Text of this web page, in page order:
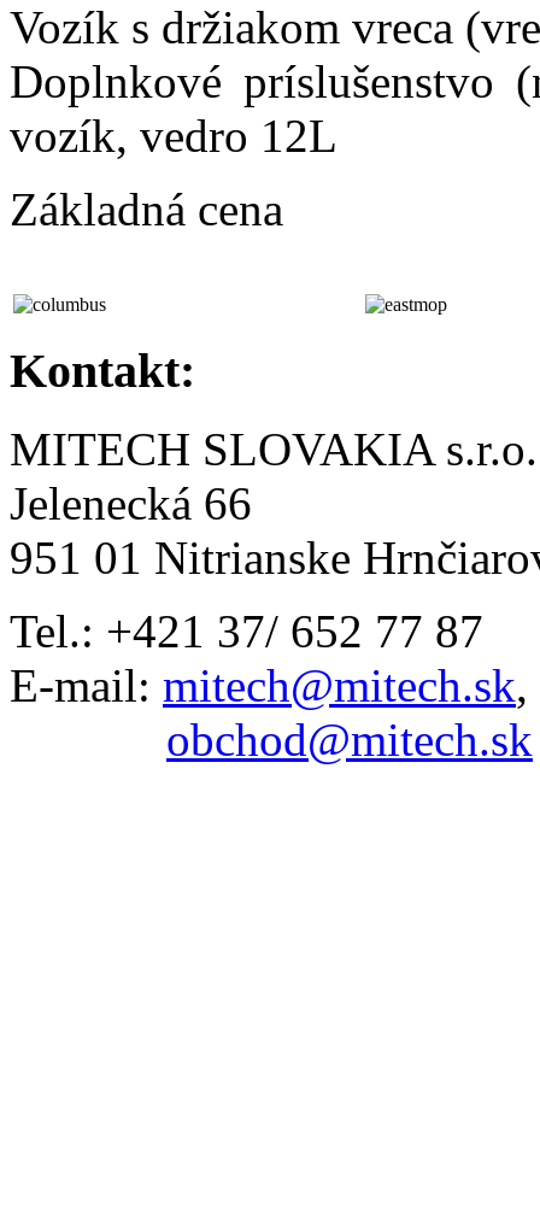
Vozík s držiakom vreca
Doplnkové príslušenstvo
vozík, vedro 12L
Základná cena
Kontakt:
MITECH SLOVAKIA s.r.o.
Jelenecká 66
951 01 Nitrianske
Tel.: +421 37/ 652 77 87
E-mail: mitech@mitech.sk,
obchod@mitech.sk